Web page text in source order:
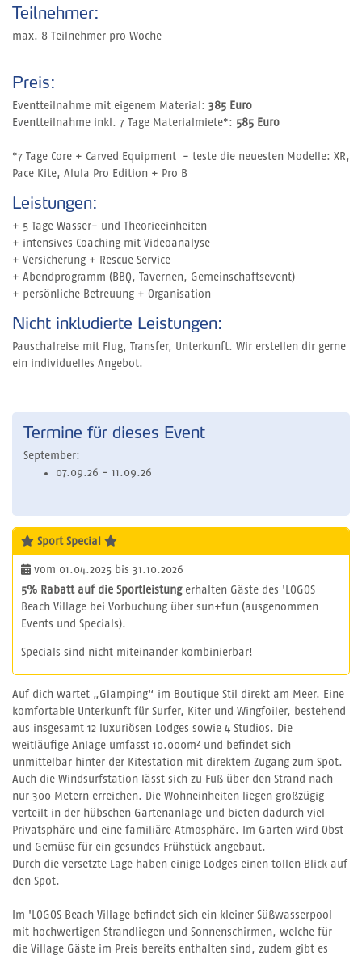
Teilnehmer:
max. 8 Teilnehmer pro Woche
Preis:
Eventteilnahme mit eigenem Material: 385 Euro
Eventteilnahme inkl. 7 Tage Materialmiete*: 585 Euro
*7 Tage Core + Carved Equipment - teste die neuesten Modelle: XR,
Pace Kite, Alula Pro Edition + Pro B
Leistungen:
+ 5 Tage Wasser- und Theorieeinheiten
+ intensives Coaching mit Videoanalyse
+ Versicherung + Rescue Service
+ Abendprogramm (BBQ, Tavernen, Gemeinschaftsevent)
+ persönliche Betreuung + Organisation
Nicht inkludierte Leistungen:
Pauschalreise mit Flug, Transfer, Unterkunft. Wir erstellen dir gerne
ein individuelles Angebot.
Termine für dieses Event
September:
07.09.26 - 11.09.26
Sport Special
vom 01.04.2025 bis 31.10.2026
5% Rabatt auf die Sportleistungerhalten Gäste des 'LOGOS
Beach Village bei Vorbuchung über sun+fun (ausgenommen
Events und Specials).
Specials sind nicht miteinander kombinierbar!
Auf dich wartet „Glamping“ im Boutique Stil direkt am Meer. Eine
komfortable Unterkunft für Surfer, Kiter und Wingfoiler, bestehend
aus insgesamt 12 luxuriösen Lodges sowie 4 Studios. Die
weitläufige Anlage umfasst 10.000m² und befindet sich
unmittelbar hinter der Kitestation mit direktem Zugang zum Spot.
Auch die Windsurfstation lässt sich zu Fuß über den Strand nach
nur 300 Metern erreichen. Die Wohneinheiten liegen großzügig
verteilt in der hübschen Gartenanlage und bieten dadurch viel
Privatsphäre und eine familiäre Atmosphäre. Im Garten wird Obst
und Gemüse für ein gesundes Frühstück angebaut.
Durch die versetzte Lage haben einige Lodges einen tollen Blick auf
den Spot.
Im 'LOGOS Beach Village befindet sich ein kleiner Süßwasserpool
mit hochwertigen Strandliegen und Sonnenschirmen, welche für
die Village Gäste im Preis bereits enthalten sind, zudem gibt es